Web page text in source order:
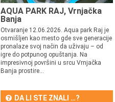
AQUA PARK RAJ, Vrnjačka
Banja
Otvaranje 12.06.2026. Aqua park Raj je
osmišljen kao mesto gde sve generacije
pronalaze svoj način da uživaju – od
igre do potpunog opuštanja. Na
impresivnoj površini u srcu Vrnjačka
Banja prostire...
DA LI STE ZNALI …?